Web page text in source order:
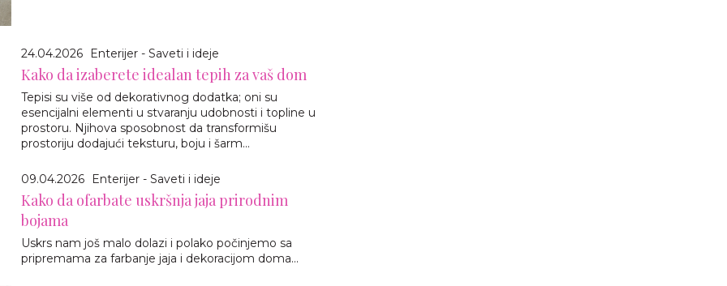
24.04.2026 Enterijer - Saveti i ideje
Kako da izaberete idealan tepih za vaš dom
Tepisi su više od dekorativnog dodatka; oni su
esencijalni elementi u stvaranju udobnosti i topline u
prostoru. Njihova sposobnost da transformišu
prostoriju dodajući teksturu, boju i šarm...
09.04.2026 Enterijer - Saveti i ideje
Kako da ofarbate uskršnja jaja prirodnim
bojama
Uskrs nam još malo dolazi i polako počinjemo sa
pripremama za farbanje jaja i dekoracijom doma...